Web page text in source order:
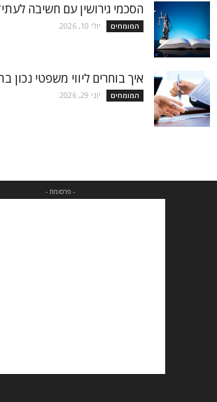
הסכמי גירושין עם חשיבה
המומחים יולי 10, 2026
איך בוחרים ליווי משפטי נכון
המומחים יוני 29, 2026
- פרסומת -